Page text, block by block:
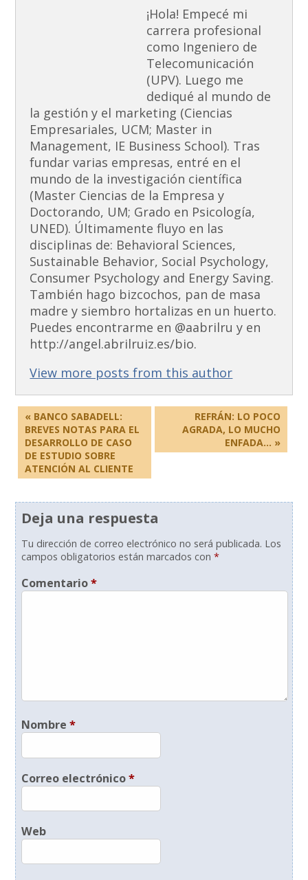
¡Hola! Empecé mi
carrera profesional
como Ingeniero de
Telecomunicación
(UPV). Luego me
dediqué al mundo de
la gestión y el marketing (Ciencias
Empresariales, UCM; Master in
Management, IE Business School). Tras
fundar varias empresas, entré en el
mundo de la investigación científica
(Master Ciencias de la Empresa y
Doctorando, UM; Grado en Psicología,
UNED). Últimamente fluyo en las
disciplinas de: Behavioral Sciences,
Sustainable Behavior, Social Psychology,
Consumer Psychology and Energy Saving.
También hago bizcochos, pan de masa
madre y siembro hortalizas en un huerto.
Puedes encontrarme en @aabrilru y en
http://angel.abrilruiz.es/bio.
View more posts from this author
« BANCO SABADELL:
BREVES NOTAS PARA EL
DESARROLLO DE CASO
DE ESTUDIO SOBRE
ATENCIÓN AL CLIENTE
REFRÁN: LO POCO
AGRADA, LO MUCHO
ENFADA… »
Deja una respuesta
Tu dirección de correo electrónico no será publicada. Los
campos obligatorios están marcados con*
Comentario*
Nombre*
Correo electrónico*
Web